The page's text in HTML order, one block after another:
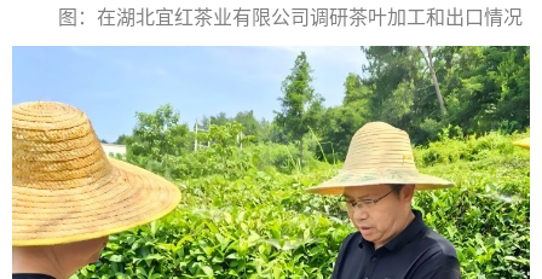
图： 在湖北宜红茶业有限公司调研茶叶加工和出口情况